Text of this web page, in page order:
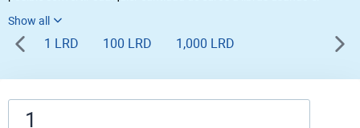
usted necesita una conversión inversa, vaya al convertidor de pares
deEUR LRD.
1 LRD 100 LRD 1,000 LRD